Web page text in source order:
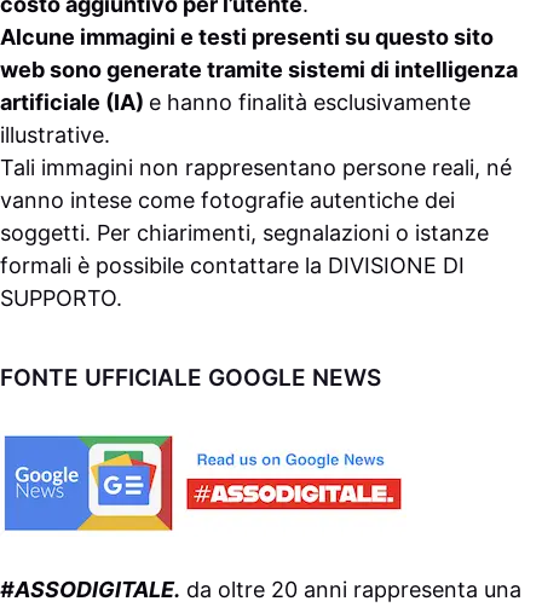
Alcune immagini e testi presenti su questo sito
web sono generate tramite sistemi di intelligenza
artificiale (IA) e hanno finalità esclusivamente
illustrative.
Tali immagini non rappresentano persone reali, né
vanno intese come fotografie autentiche dei
soggetti. Per chiarimenti, segnalazioni o istanze
formali è possibile contattare la DIVISIONE DI
SUPPORTO.
FONTE UFFICIALE GOOGLE NEWS
#ASSODIGITALE. da oltre 20 anni rappresenta una